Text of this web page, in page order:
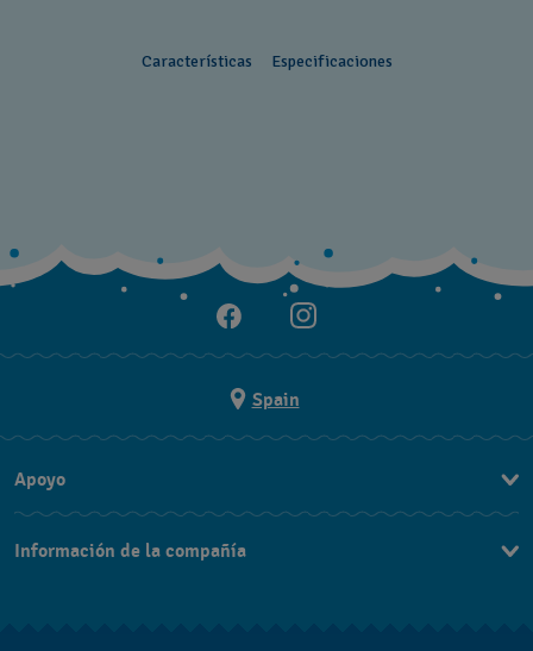
Características Especificaciones
Spain
Apoyo
Preguntas frecuentes
Información de la compañía